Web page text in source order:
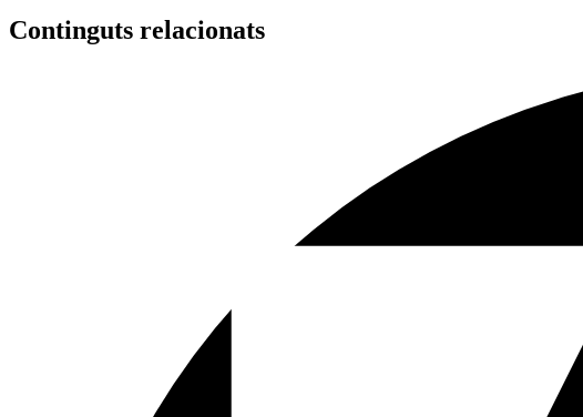
Continguts relacionats